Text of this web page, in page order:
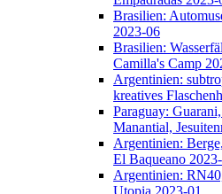
Brasilien:
2023-06
Brasilien:
Camilla's Camp
Argentinien:
kreatives
Paraguay:
Manantial,
Argentinien:
El Baqueano
Argentinien:
Utopia 2023-01